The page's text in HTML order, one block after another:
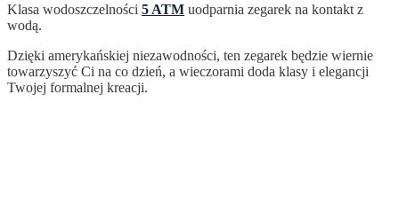
Klasa wodoszczelności 5 ATM uodparnia zegarek na kontakt z
wodą.
Dzięki amerykańskiej niezawodności, ten zegarek będzie wiernie
towarzyszyć Ci na co dzień, a wieczorami doda klasy i elegancji
Twojej formalnej kreacji.